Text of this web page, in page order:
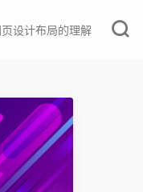
设计布局的理解